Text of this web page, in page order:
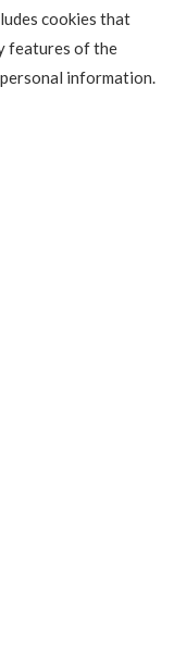
cookies that
features of the
information.